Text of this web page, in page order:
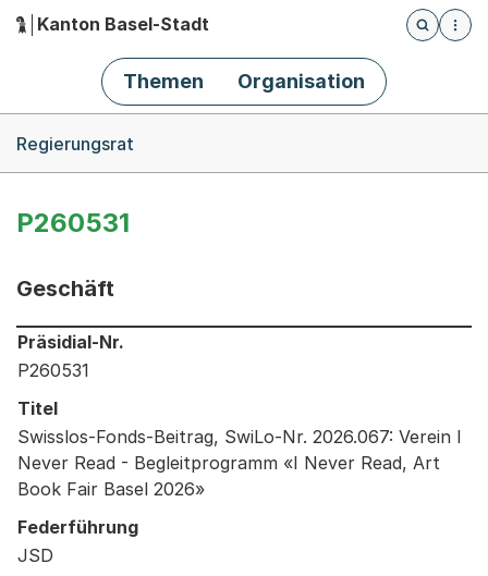
Hauptnavigation
Kanton Basel-Stadt
Öffnet
Themen Organisation
Regierungsrat
P260531
Geschäft
Informationen zum Ausgewählten Geschäft
Präsidial-Nr.
P260531
Titel
Swisslos-Fonds-Beitrag, SwiLo-Nr. 2026.067: Verein I
Never Read - Begleitprogramm «I Never Read, Art
Book Fair Basel 2026»
Federführung
JSD